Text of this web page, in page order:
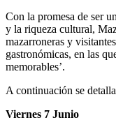
Con la promesa de ser
y la riqueza cultural,
mazarroneras y
gastronómicas, en las
memorables’.
A continuación se
Viernes 7 Junio